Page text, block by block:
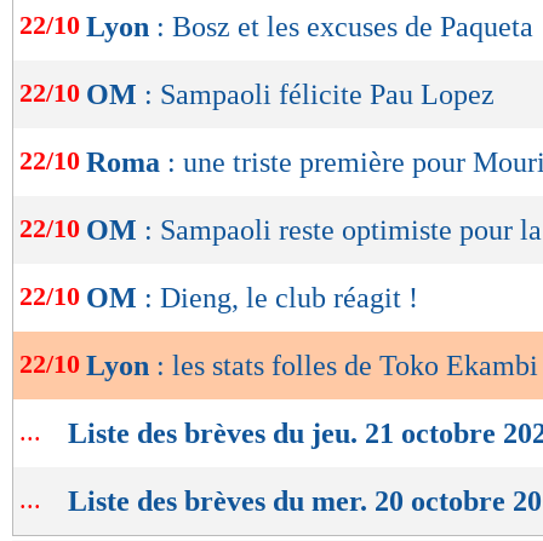
lecture
OK
22/10 Lyon : Bosz et les excuses de Paqueta
22/10 OM : Sampaoli félicite Pau Lopez
22/10 Roma : une triste première pour
22/10 OM : Sampaoli reste optimiste pour
22/10 OM : Dieng, le club réagit !
22/10 Lyon : les stats folles de Toko
... Liste des brèves du jeu. 21 octobre
... Liste des brèves du mer. 20 octobre